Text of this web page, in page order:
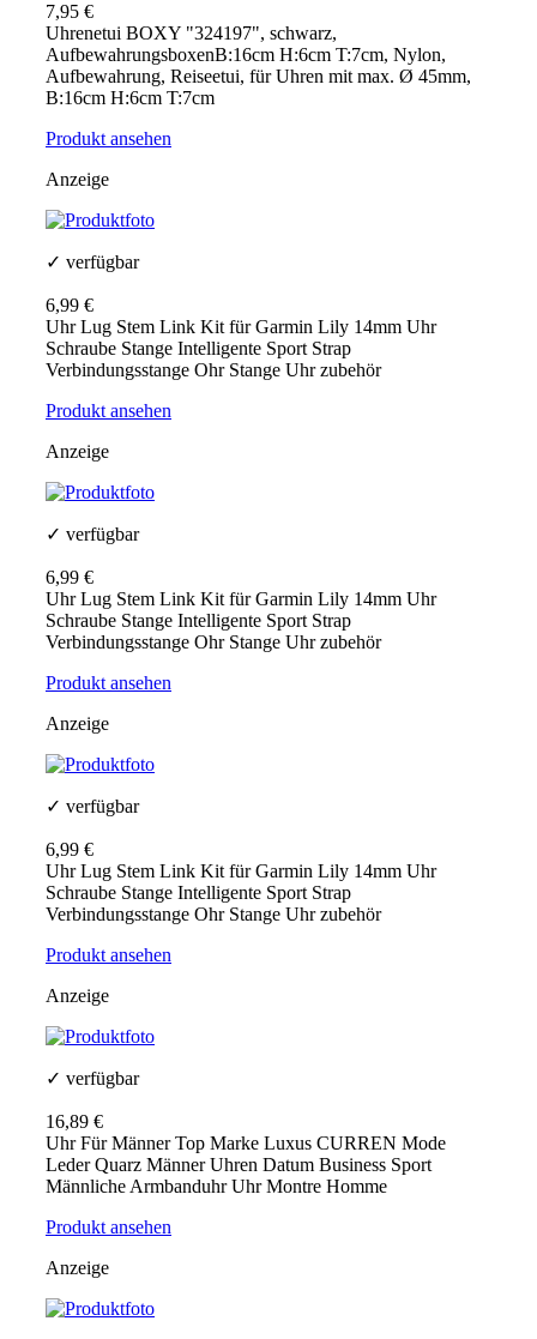
7,95 €
Uhrenetui BOXY "324197", schwarz,
AufbewahrungsboxenB:16cm H:6cm T:7cm, Nylon,
Aufbewahrung, Reiseetui, für Uhren mit max. Ø 45mm,
B:16cm H:6cm T:7cm
Produkt ansehen
Anzeige
✓ verfügbar
6,99 €
Uhr Lug Stem Link Kit für Garmin Lily 14mm Uhr
Schraube Stange Intelligente Sport Strap
Verbindungsstange Ohr Stange Uhr zubehör
Produkt ansehen
Anzeige
✓ verfügbar
6,99 €
Uhr Lug Stem Link Kit für Garmin Lily 14mm Uhr
Schraube Stange Intelligente Sport Strap
Verbindungsstange Ohr Stange Uhr zubehör
Produkt ansehen
Anzeige
✓ verfügbar
6,99 €
Uhr Lug Stem Link Kit für Garmin Lily 14mm Uhr
Schraube Stange Intelligente Sport Strap
Verbindungsstange Ohr Stange Uhr zubehör
Produkt ansehen
Anzeige
✓ verfügbar
16,89 €
Uhr Für Männer Top Marke Luxus CURREN Mode
Leder Quarz Männer Uhren Datum Business Sport
Männliche Armbanduhr Uhr Montre Homme
Produkt ansehen
Anzeige